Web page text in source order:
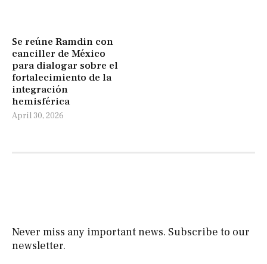
Se reúne Ramdin con
canciller de México
para dialogar sobre el
fortalecimiento de la
integración
hemisférica
April 30, 2026
Never miss any important news. Subscribe to our
newsletter.